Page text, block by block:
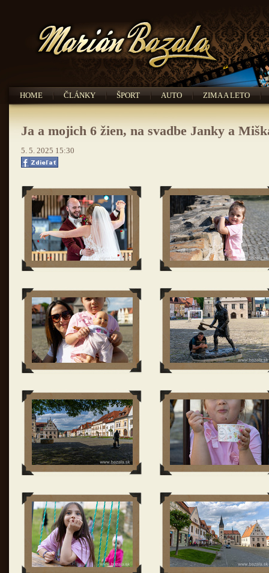
HOME ČLÁNKY ŠPORT AUTO ZIMA A LETO
Ja a mojich 6 žien, na svadbe Janky a
5. 5. 2025 15:30